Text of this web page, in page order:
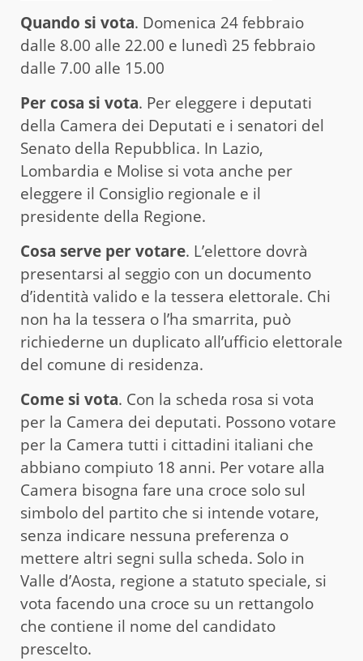
Quando si vota. Domenica 24 febbraio
dalle 8.00 alle 22.00 e lunedì 25 febbraio
dalle 7.00 alle 15.00
Per cosa si vota. Per eleggere i deputati
della Camera dei Deputati e i senatori del
Senato della Repubblica. In Lazio,
Lombardia e Molise si vota anche per
eleggere il Consiglio regionale e il
presidente della Regione.
Cosa serve per votare. L’elettore dovrà
presentarsi al seggio con un documento
d’identità valido e la tessera elettorale. Chi
non ha la tessera o l’ha smarrita, può
richiederne un duplicato all’ufficio elettorale
del comune di residenza.
Come si vota. Con la scheda rosa si vota
per la Camera dei deputati. Possono votare
per la Camera tutti i cittadini italiani che
abbiano compiuto 18 anni. Per votare alla
Camera bisogna fare una croce solo sul
simbolo del partito che si intende votare,
senza indicare nessuna preferenza o
mettere altri segni sulla scheda. Solo in
Valle d’Aosta, regione a statuto speciale, si
vota facendo una croce su un rettangolo
che contiene il nome del candidato
prescelto.